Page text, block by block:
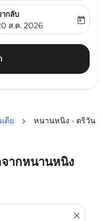
aria-label
กลับ
booking-return-date-
ส.ค. 2026
today
ดีย
หนานหนิง - ตริวัน
ากหนานหนิง
close
ทางและ/หรือปลายทาง) หรื